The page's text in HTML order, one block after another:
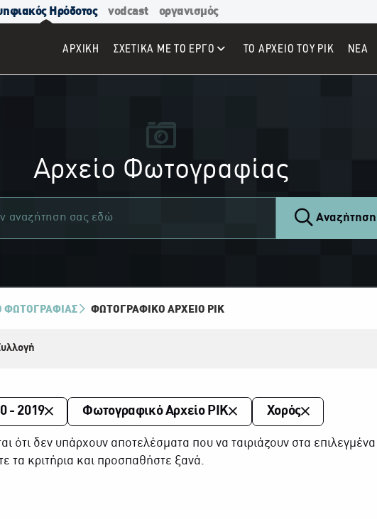
Ηρόδοτος vodcast οργανισμός
ΑΡΧΙΚΉ ΣΧΕΤΙΚΑ ΜΕ ΤΟ ΕΡΓΟ ΤΟ ΑΡΧΕΙΟ ΤΟΥ ΡΙΚ ΝΕΑ
Αρχείο Φωτογραφίας
Αναζήτηση
ΦΩΤΟΓΡΑΦΙΑΣ ΦΩΤΟΓΡΑΦΙΚΌ ΑΡΧΕΊΟ ΡΙΚ
- 2019 Φωτογραφικό Αρχείο ΡΙΚ Χορός
ότι δεν υπάρχουν αποτελέσματα που να ταιριάζουν στα
τα κριτήρια και προσπαθήστε ξανά.